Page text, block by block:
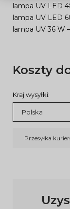
lampa UV LED
lampa UV LED
lampa UV 36 W
Koszty
Kraj wysyłki:
Przesyłka